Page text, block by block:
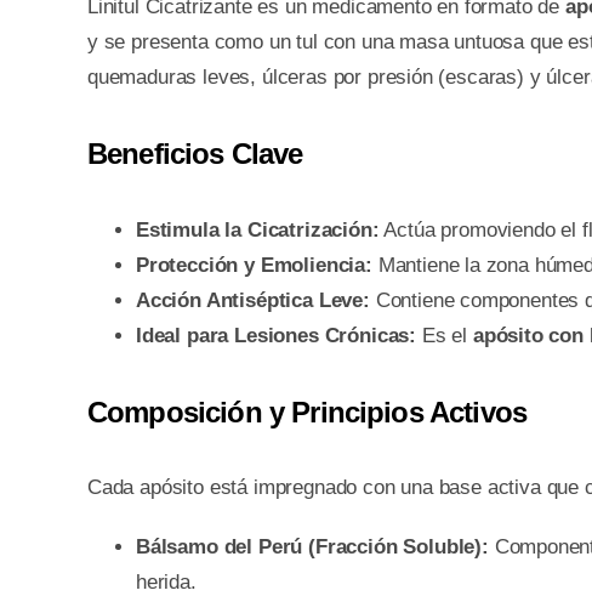
Linitul Cicatrizante es un medicamento en formato de
y se presenta como un tul con una masa untuosa que
quemaduras leves, úlceras por presión (escaras) y
Beneficios Clave
Estimula la Cicatrización: Actúa promoviendo el
Protección y Emoliencia: Mantiene la zona
Acción Antiséptica Leve: Contiene componentes
Ideal para Lesiones Crónicas: Es el apósito con
Composición y Principios Activos
Cada apósito está impregnado con una base activa que
Bálsamo del Perú (Fracción Soluble):
herida.